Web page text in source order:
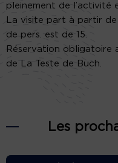
pleinement de l’activité
La visite part à partir
de pers. est de 15.
Réservation obligatoire
de La Teste de Buch.
Les